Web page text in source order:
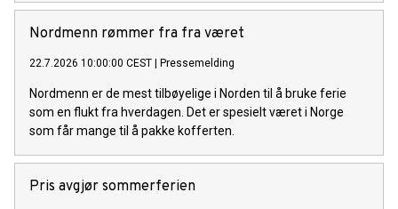
Nordmenn rømmer fra fra været
22.7.2026 10:00:00 CEST Pressemelding
Nordmenn er de mest tilbøyelige i Norden til å bruke ferie
som en flukt fra hverdagen. Det er spesielt været i Norge
som får mange til å pakke kofferten.
Pris avgjør sommerferien